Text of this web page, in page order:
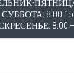
ПЯТНИЦА:
СУББОТА: 8.00-
8.00